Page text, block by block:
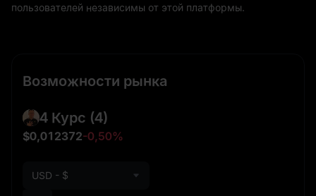
пользователей независимы от этой платформы.
Возможности рынка
4 Курс (4)
$0,012372-0,50%
USD - $